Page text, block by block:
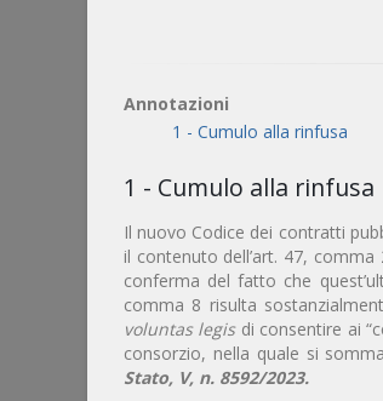
Annotazioni
1 - Cumulo alla rinfusa
1 - Cumulo alla rinfusa
Il nuovo Codice dei contratti
il contenuto dell’art. 47,
conferma del fatto che
comma 8 risulta
voluntas legisdi consentire ai
consorzio, nella quale si
Stato, V, n. 8592/2023.